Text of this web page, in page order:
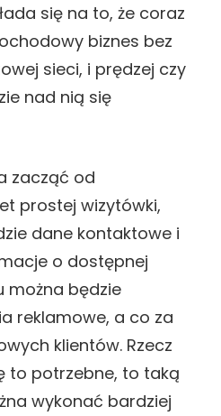
się na to, że coraz
biznes bez
sieci, i prędzej czy
nad nią się
zacząć od
prostej wizytówki,
dane kontaktowe i
o dostępnej
można będzie
reklamowe, a co za
klientów. Rzecz
to potrzebne, to taką
wykonać bardziej